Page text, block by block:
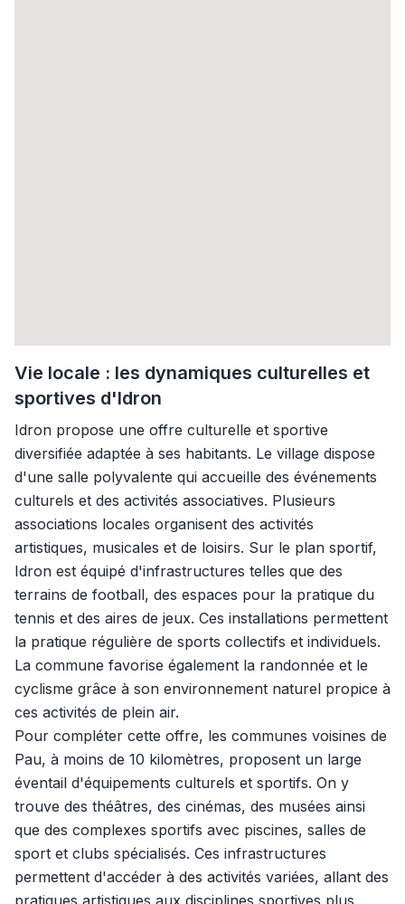
Vie locale : les dynamiques culturelles et
sportives d'Idron
Idron propose une offre culturelle et sportive
diversifiée adaptée à ses habitants. Le village dispose
d'une salle polyvalente qui accueille des événements
culturels et des activités associatives. Plusieurs
associations locales organisent des activités
artistiques, musicales et de loisirs. Sur le plan sportif,
Idron est équipé d'infrastructures telles que des
terrains de football, des espaces pour la pratique du
tennis et des aires de jeux. Ces installations permettent
la pratique régulière de sports collectifs et individuels.
La commune favorise également la randonnée et le
cyclisme grâce à son environnement naturel propice à
ces activités de plein air.
Pour compléter cette offre, les communes voisines de
Pau, à moins de 10 kilomètres, proposent un large
éventail d'équipements culturels et sportifs. On y
trouve des théâtres, des cinémas, des musées ainsi
que des complexes sportifs avec piscines, salles de
sport et clubs spécialisés. Ces infrastructures
permettent d'accéder à des activités variées, allant des
pratiques artistiques aux disciplines sportives plus